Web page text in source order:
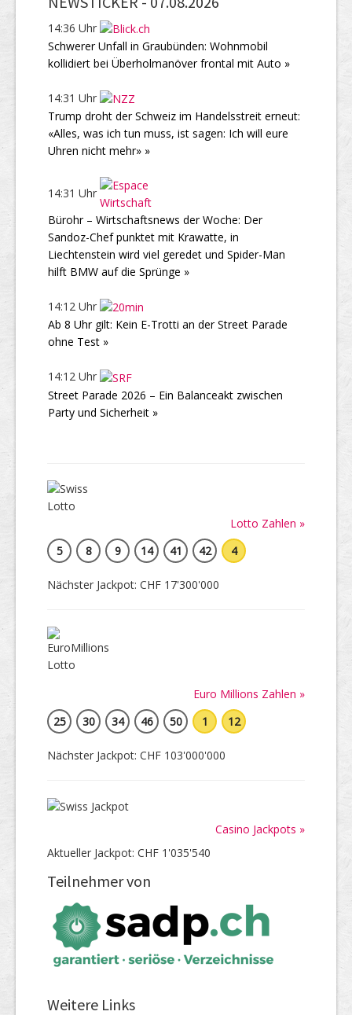
14:36 Uhr
Schwerer Unfall in Graubünden: Wohnmobil
kollidiert bei Überholmanöver frontal mit Auto »
14:31 Uhr
Trump droht der Schweiz im Handelsstreit erneut:
«Alles, was ich tun muss, ist sagen: Ich will eure
Uhren nicht mehr» »
14:31 Uhr
Bürohr – Wirtschaftsnews der Woche: Der
Sandoz-Chef punktet mit Krawatte, in
Liechtenstein wird viel geredet und Spider-Man
hilft BMW auf die Sprünge »
14:12 Uhr
Ab 8 Uhr gilt: Kein E-Trotti an der Street Parade
ohne Test »
14:12 Uhr
Street Parade 2026 – Ein Balanceakt zwischen
Party und Sicherheit »
Lotto Zahlen »
5
8 9 14 41 42 4
Nächster Jackpot: CHF 17'300'000
Euro Millions Zahlen »
25
30 34 46 50 1 12
Nächster Jackpot: CHF 103'000'000
Casino Jackpots »
Aktueller Jackpot: CHF 1'035'540
Teilnehmer von
Weitere Links